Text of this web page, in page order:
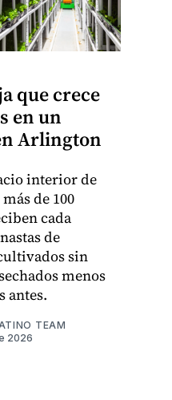
que crece
en un
Arlington
interior de
de 100
cada
de
sin
menos
antes.
TEAM
2026